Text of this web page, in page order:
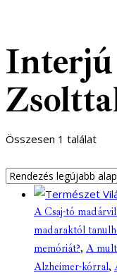
Összesen 1 találat
A Csaj-tó
madaraktól
memóriát?, A
Alzheimer-kórral,